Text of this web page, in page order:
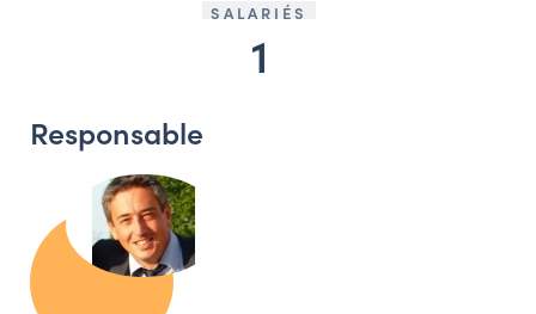
SALARIÉS
1
Responsable